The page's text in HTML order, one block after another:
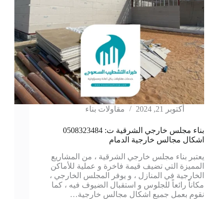
أكتوبر 21, 2024 مقاولات بناء
بناء مجلس خارجي الشرقية ت: 0508323484
اشكال مجالس خارجية الدمام
يعتبر بناء مجلس خارجي الشرقية ، من المشاريع
المميزة التي تضيف قيمة فاخرة و عملية للأماكن
الخارجية في المنازل ، و يوفر المجلس الخارجي ،
مكاناً رائعاً للجلوس و استقبال الضيوف فيه ، كما
نقوم بعمل جميع اشكال مجالس خارجية…